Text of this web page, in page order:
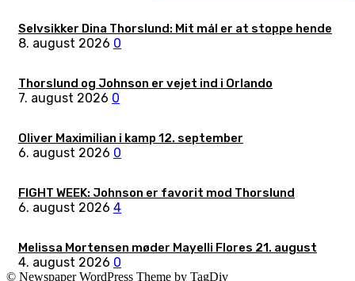
Selvsikker Dina Thorslund: Mit mål er at stoppe hende
8. august 2026 0
Thorslund og Johnson er vejet ind i Orlando
7. august 2026 0
Oliver Maximilian i kamp 12. september
6. august 2026 0
FIGHT WEEK: Johnson er favorit mod Thorslund
6. august 2026 4
Melissa Mortensen møder Mayelli Flores 21. august
4. august 2026 0
© Newspaper WordPress Theme by TagDiv